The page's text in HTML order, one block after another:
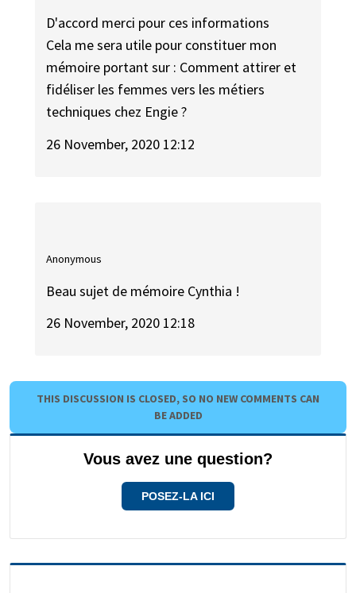
D'accord merci pour ces informations
Cela me sera utile pour constituer mon
mémoire portant sur : Comment attirer et
fidéliser les femmes vers les métiers
techniques chez Engie ?
26 November, 2020 12:12
Anonymous
Beau sujet de mémoire Cynthia !
26 November, 2020 12:18
THIS DISCUSSION IS CLOSED, SO NO NEW COMMENTS CAN
BE ADDED
Vous avez une question?
POSEZ-LA ICI